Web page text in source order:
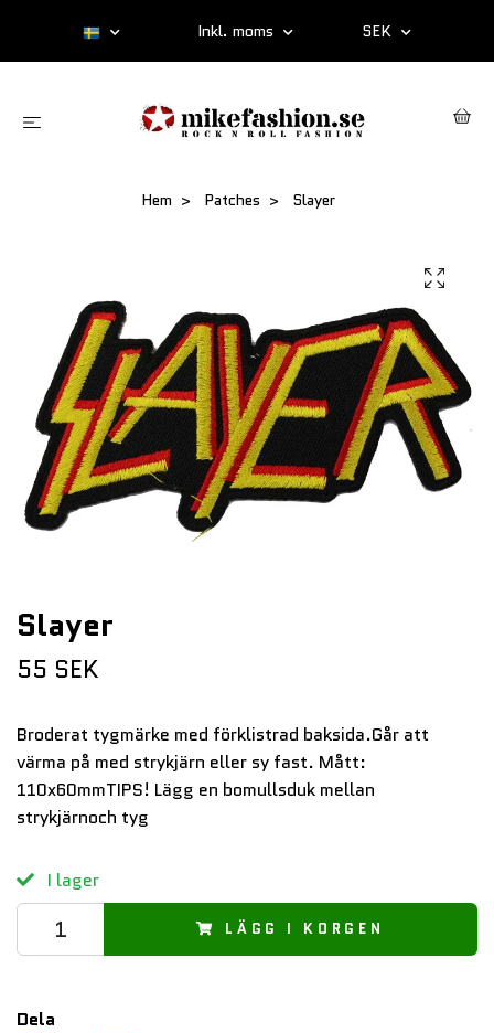
Inkl. moms SEK
Hem Patches Slayer
Slayer
55 SEK
Broderat tygmärke med förklistrad baksida.Går att
värma på med strykjärn eller sy fast. Mått:
110x60mmTIPS! Lägg en bomullsduk mellan
strykjärnoch tyg
I lager
LÄGG I KORGEN
Dela